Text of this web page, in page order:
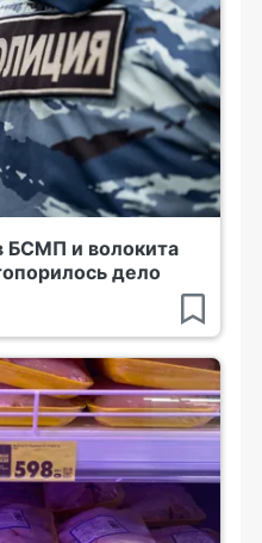
БСМП и волокита
дело